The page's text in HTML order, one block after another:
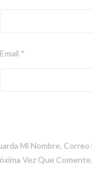
Email *
Mi Nombre,
Vez Que Comente.